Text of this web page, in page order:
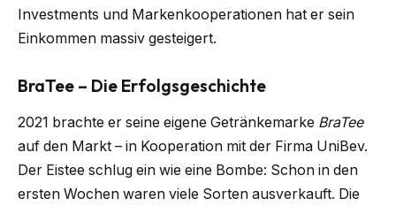
Investments und Markenkooperationen hat er sein
Einkommen massiv gesteigert.
BraTee – Die Erfolgsgeschichte
2021 brachte er seine eigene Getränkemarke BraTee
auf den Markt – in Kooperation mit der Firma UniBev.
Der Eistee schlug ein wie eine Bombe: Schon in den
ersten Wochen waren viele Sorten ausverkauft. Die